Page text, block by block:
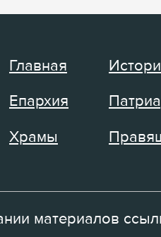
Главная
Епархия
Храмы
материалов